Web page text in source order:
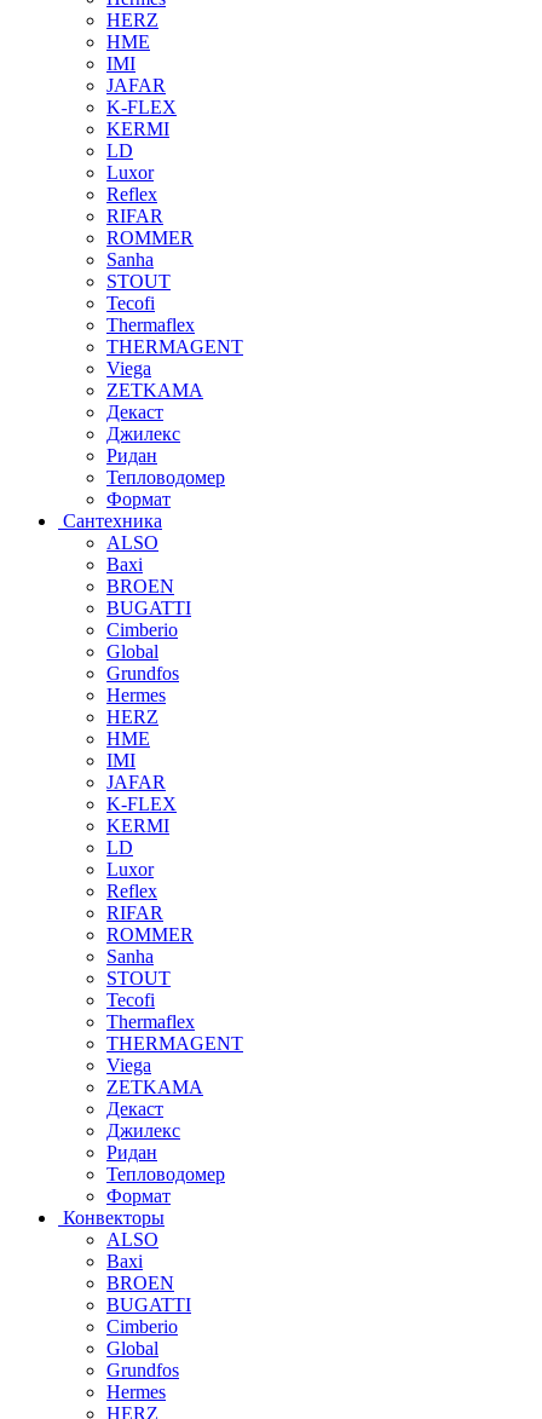
HERZ
HME
IMI
JAFAR
K-FLEX
KERMI
LD
Luxor
Reflex
RIFAR
ROMMER
Sanha
STOUT
Tecofi
Thermaflex
THERMAGENT
Viega
ZETKAMA
Декаст
Джилекс
Ридан
Тепловодомер
Формат
Сантехника
ALSO
Baxi
BROEN
BUGATTI
Cimberio
Global
Grundfos
Hermes
HERZ
HME
IMI
JAFAR
K-FLEX
KERMI
LD
Luxor
Reflex
RIFAR
ROMMER
Sanha
STOUT
Tecofi
Thermaflex
THERMAGENT
Viega
ZETKAMA
Декаст
Джилекс
Ридан
Тепловодомер
Формат
Конвекторы
ALSO
Baxi
BROEN
BUGATTI
Cimberio
Global
Grundfos
Hermes
HERZ